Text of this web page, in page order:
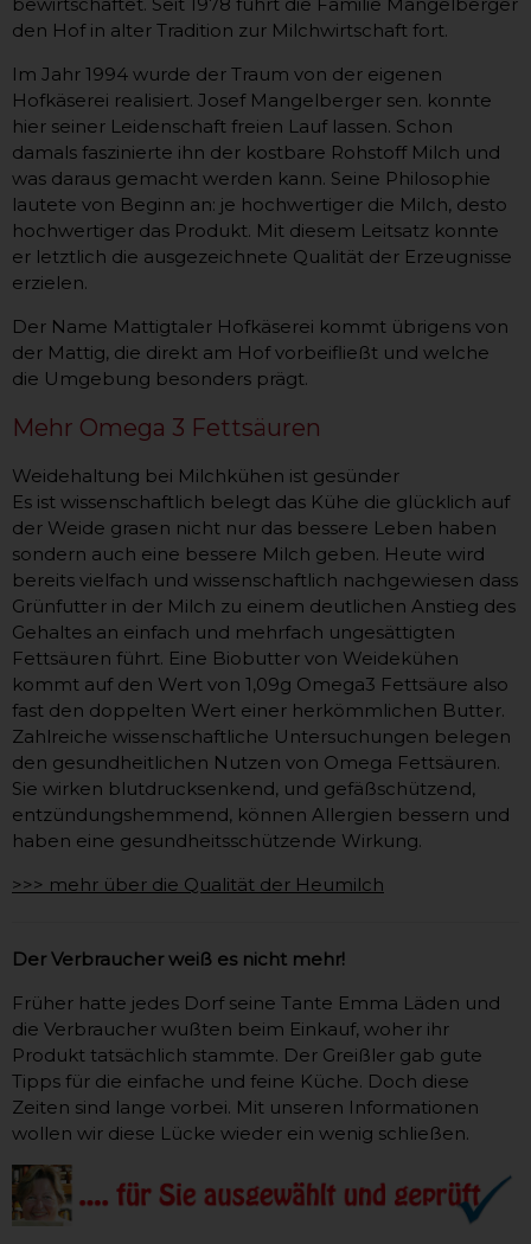
den Hof in alter Tradition zur Milchwirtschaft fort.
Im Jahr 1994 wurde der Traum von der eigenen
Hofkäserei realisiert. Josef Mangelberger sen. konnte
hier seiner Leidenschaft freien Lauf lassen. Schon
damals faszinierte ihn der kostbare Rohstoff Milch und
was daraus gemacht werden kann. Seine Philosophie
lautete von Beginn an: je hochwertiger die Milch, desto
hochwertiger das Produkt. Mit diesem Leitsatz konnte
er letztlich die ausgezeichnete Qualität der Erzeugnisse
erzielen.
Der Name Mattigtaler Hofkäserei kommt übrigens von
der Mattig, die direkt am Hof vorbeifließt und welche
die Umgebung besonders prägt.
Mehr Omega 3 Fettsäuren
Weidehaltung bei Milchkühen ist gesünder
Es ist wissenschaftlich belegt das Kühe die glücklich auf
der Weide grasen nicht nur das bessere Leben haben
sondern auch eine bessere Milch geben. Heute wird
bereits vielfach und wissenschaftlich nachgewiesen dass
Grünfutter in der Milch zu einem deutlichen Anstieg des
Gehaltes an einfach und mehrfach ungesättigten
Fettsäuren führt. Eine Biobutter von Weidekühen
kommt auf den Wert von 1,09g Omega3 Fettsäure also
fast den doppelten Wert einer herkömmlichen Butter.
Zahlreiche wissenschaftliche Untersuchungen belegen
den gesundheitlichen Nutzen von Omega Fettsäuren.
Sie wirken blutdrucksenkend, und gefäßschützend,
entzündungshemmend, können Allergien bessern und
haben eine gesundheitsschützende Wirkung.
>>> mehr über die Qualität der Heumilch
Der Verbraucher weiß es nicht mehr!
Früher hatte jedes Dorf seine Tante Emma Läden und
die Verbraucher wußten beim Einkauf, woher ihr
Produkt tatsächlich stammte. Der Greißler gab gute
Tipps für die einfache und feine Küche. Doch diese
Zeiten sind lange vorbei. Mit unseren Informationen
wollen wir diese Lücke wieder ein wenig schließen.